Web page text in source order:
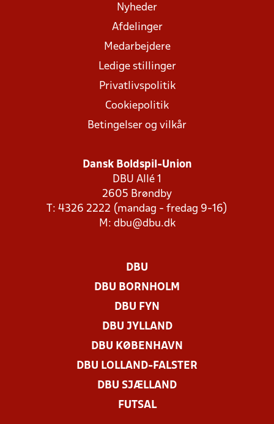
Nyheder
Afdelinger
Medarbejdere
Ledige stillinger
Privatlivspolitik
Cookiepolitik
Betingelser og vilkår
Dansk Boldspil-Union
DBU Allé 1
2605 Brøndby
T: 4326 2222 (mandag - fredag 9-16)
M: dbu@dbu.dk
DBU
DBU BORNHOLM
DBU FYN
DBU JYLLAND
DBU KØBENHAVN
DBU LOLLAND-FALSTER
DBU SJÆLLAND
FUTSAL